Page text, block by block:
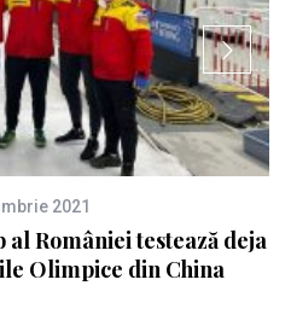
2021
României testează deja
Olimpice din China